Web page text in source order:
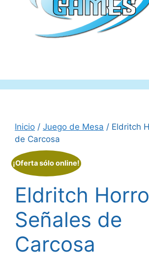
Inicio / Juego de Mesa / Eldritch
de Carcosa
¡Oferta sólo online!
Eldritch
Señales de
Carcosa